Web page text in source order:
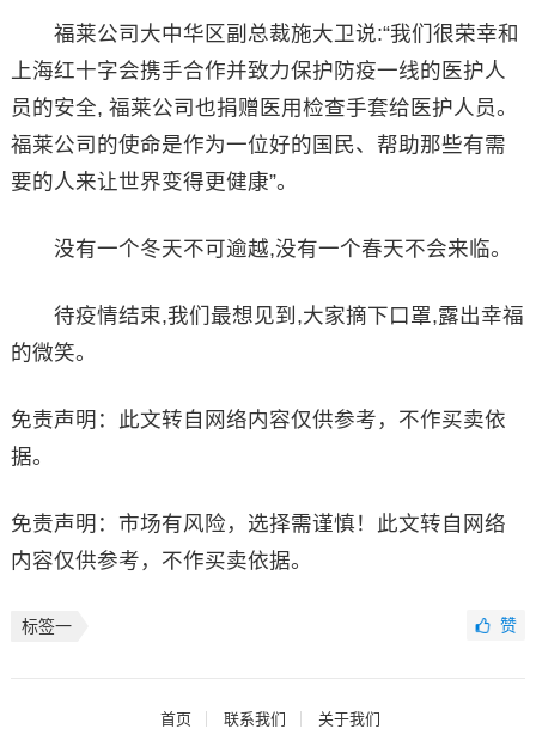
福莱公司大中华区副总裁施大卫说:“我们很荣幸和
上海红十字会携手合作并致力保护防疫一线的医护人
员的安全, 福莱公司也捐赠医用检查手套给医护人员。
福莱公司的使命是作为一位好的国民、帮助那些有需
要的人来让世界变得更健康”。
没有一个冬天不可逾越,没有一个春天不会来临。
待疫情结束,我们最想见到,大家摘下口罩,露出幸福
的微笑。
免责声明：此文转自网络内容仅供参考，不作买卖依
据。
免责声明：市场有风险，选择需谨慎！此文转自网络
内容仅供参考，不作买卖依据。
标签一 赞
首页 联系我们 关于我们